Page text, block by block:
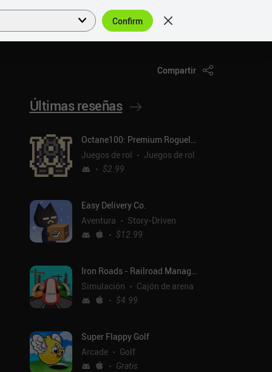
ES
Compartir
Últimas reseñas
Octane100: Premium Roguelike
Juegos de rol
Juegos de rol
$2.99
Easy Delivery Co.
Aventura
Story-Driven
$12.99
Iron Roads - Railroad Manager
Simulación
Cajón de arena
$4.99
Super Flappy Golf
Arcade
Golf
Gratis
Confirm